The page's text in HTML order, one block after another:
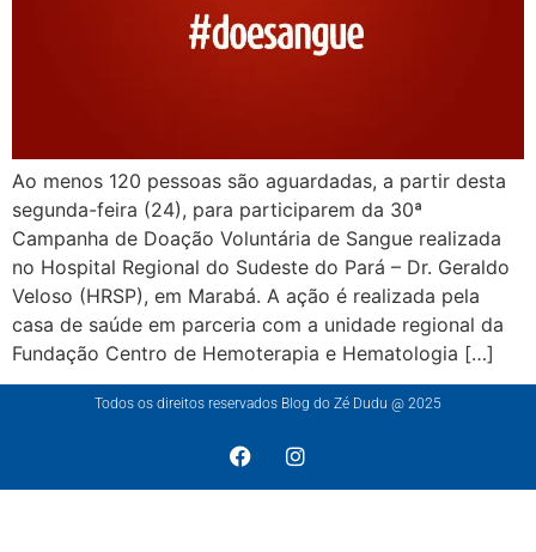
Ao menos 120 pessoas são aguardadas, a partir desta
segunda-feira (24), para participarem da 30ª
Campanha de Doação Voluntária de Sangue realizada
no Hospital Regional do Sudeste do Pará – Dr. Geraldo
Veloso (HRSP), em Marabá. A ação é realizada pela
casa de saúde em parceria com a unidade regional da
Fundação Centro de Hemoterapia e Hematologia […]
Todos os direitos reservados Blog do Zé Dudu @ 2025